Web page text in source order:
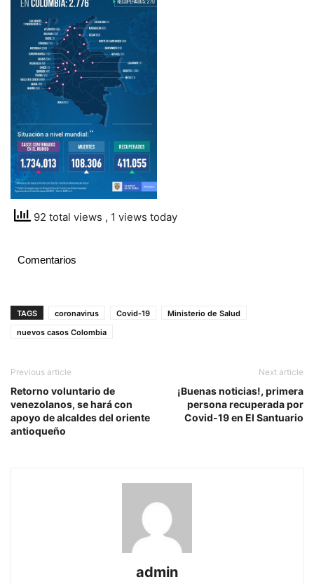
92 total views , 1 views today
Comentarios
TAGS coronavirus Covid-19
Ministerio de Salud
nuevos casos Colombia
Previous article
Retorno voluntario de
venezolanos, se hará con
apoyo de alcaldes del oriente
antioqueño
Next article
¡Buenas noticias!, primera
persona recuperada por
Covid-19 en El Santuario
admin